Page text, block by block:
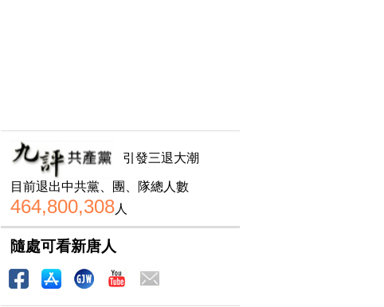
引發三退大潮
目前退出中共黨、團、隊總人數
464,800,308人
隨處可看新唐人